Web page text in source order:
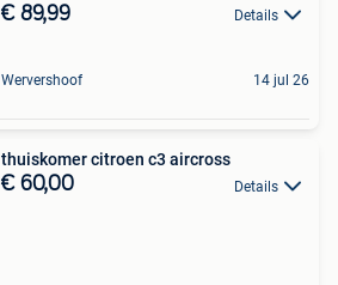
€ 89,99 Details
Wervershoof 14 jul 26
thuiskomer citroen c3 aircross
€ 60,00 Details